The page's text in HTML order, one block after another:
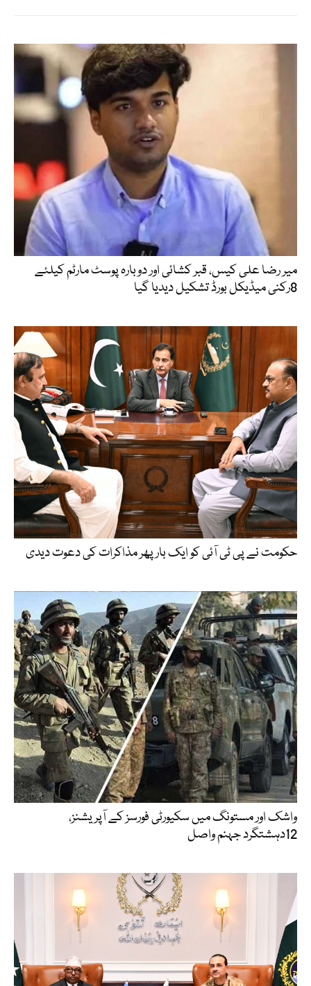
میر رضا علی کیس، قبر کشائی اور دوبارہ پوسٹ مارٹم کیلئے
8رکنی میڈیکل بورڈ تشکیل دیدیا گیا
حکومت نے پی ٹی آئی کو ایک بارپھر مذاکرات کی دعوت دیدی
واشک اور مستونگ میں سکیورٹی فورسز کے آپریشنز،
12دہشتگرد جہنم واصل